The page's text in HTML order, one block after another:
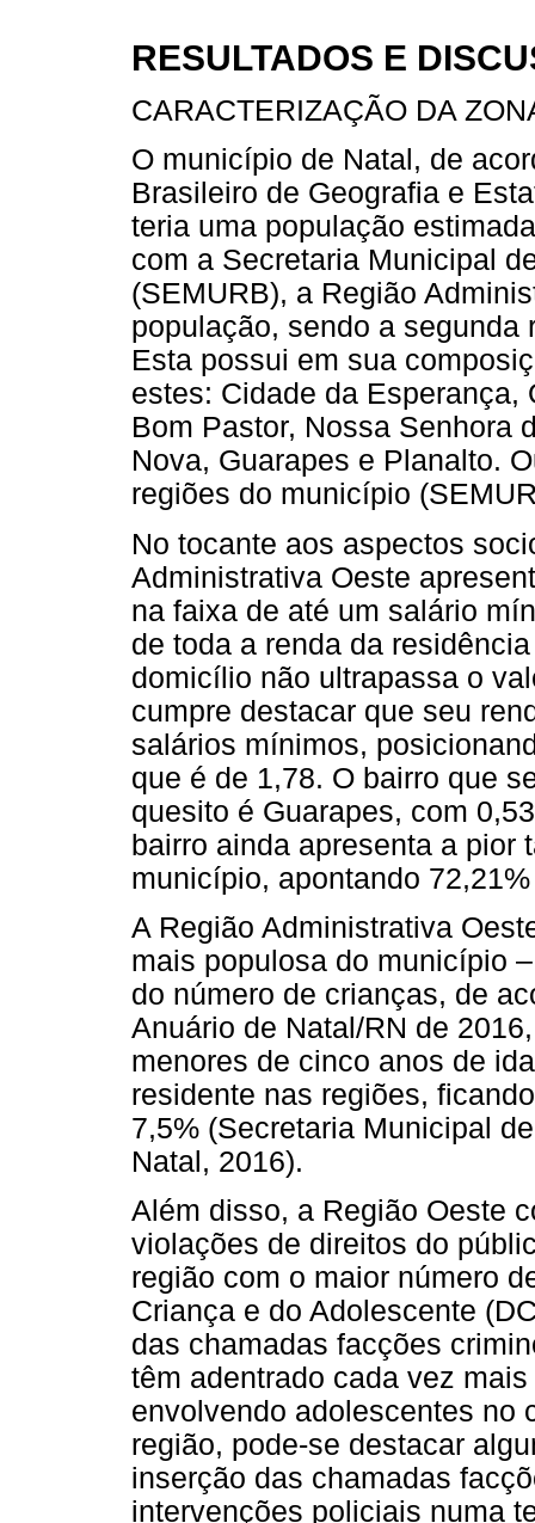
RESULTADOS E
CARACTERIZAÇÃO DA
O município de Natal, de
Brasileiro de Geografia e
teria uma população
com a Secretaria Municipal
(SEMURB), a Região
população, sendo a
Esta possui em sua
estes: Cidade da Esperança,
Bom Pastor, Nossa Senhora
Nova, Guarapes e Planalto.
regiões do município
No tocante aos aspectos
Administrativa Oeste
na faixa de até um salário
de toda a renda da
domicílio não ultrapassa o
cumpre destacar que seu
salários mínimos,
que é de 1,78. O bairro que
quesito é Guarapes, com
bairro ainda apresenta a pior
município, apontando
A Região Administrativa
mais populosa do município
do número de crianças, de
Anuário de Natal/RN de
menores de cinco anos de
residente nas regiões,
7,5% (Secretaria Municipal
Natal, 2016).
Além disso, a Região Oeste
violações de direitos do
região com o maior número
Criança e do Adolescente
das chamadas facções
têm adentrado cada vez
envolvendo adolescentes no
região, pode-se destacar
inserção das chamadas
intervenções policiais numa